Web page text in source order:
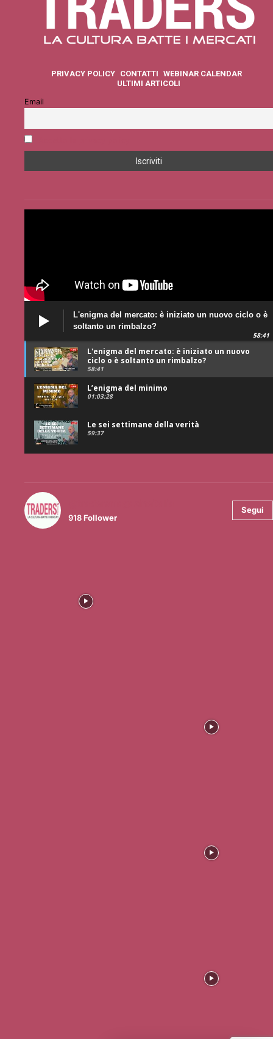
PRIVACY POLICY CONTATTI WEBINAR CALENDAR
ULTIMI ARTICOLI
Email
L'enigma del mercato: è iniziato un nuovo ciclo o è
soltanto un rimbalzo?
58:41
L'enigma del mercato: è iniziato un nuovo
ciclo o è soltanto un rimbalzo?
58:41
L’enigma del minimo
01:03:28
Le sei settimane della verità
59:37
918Follower
Segui